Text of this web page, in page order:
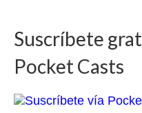
Suscríbete
Pocket Casts